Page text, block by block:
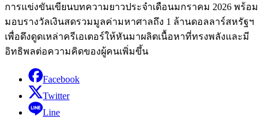
การแข่งขันเขียนบทความยาวประจำเดือนมกราคม 2026 พร้อม
มอบรางวัลเงินสดรวมมูลค่ามหาศาลถึง 1 ล้านดอลลาร์สหรัฐฯ
เพื่อดึงดูดเหล่าครีเอเตอร์ให้หันมาผลิตเนื้อหาที่ทรงพลังและมี
อิทธิพลต่อความคิดของผู้คนเพิ่มขึ้น
Facebook
Twitter
Line